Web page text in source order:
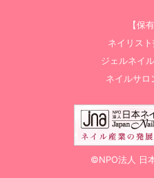
【保
ネイリス
ジェルネイ
ネイルサロ
©NPO法人 日